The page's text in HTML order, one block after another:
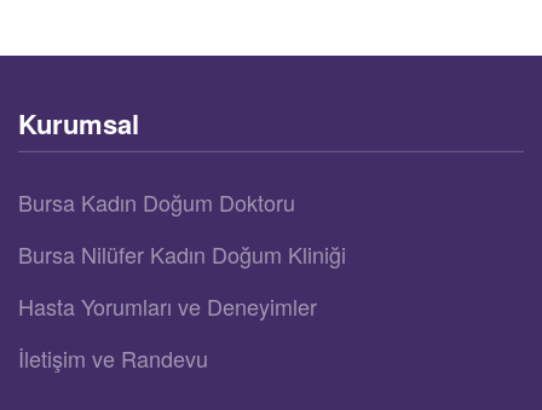
Kurumsal
Bursa Kadın Doğum Doktoru
Bursa Nilüfer Kadın Doğum Kliniği
Hasta Yorumları ve Deneyimler
İletişim ve Randevu